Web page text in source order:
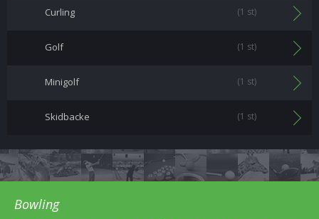
Curling (1 st)
Golf (1 st)
Minigolf (1 st)
Skidbacke (1 st)
Bowling